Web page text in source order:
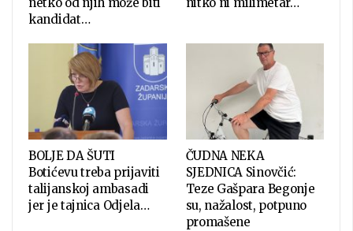
kandidat…
BOLJE DA ŠUTI
Botićevu treba prijaviti
talijanskoj ambasadi
jer je tajnica Odjela…
ČUDNA NEKA
SJEDNICA Sinovčić:
Teze Gašpara Begonje
su, nažalost, potpuno
promašene